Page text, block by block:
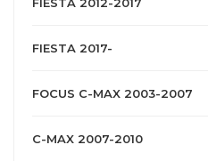
FIESTA 2017-
FOCUS C-MAX 2003-2007
C-MAX 2007-2010